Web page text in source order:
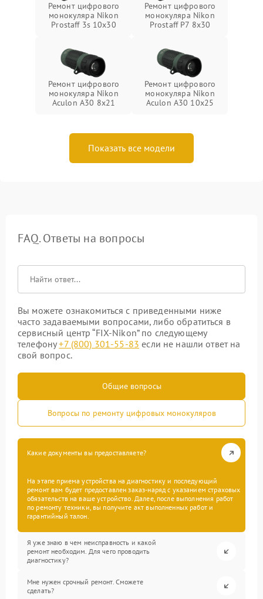
Ремонт цифрового
монокуляра Nikon
Prostaff 3s 10x30
Ремонт цифрового
монокуляра Nikon
Prostaff P7 8x30
Ремонт цифрового
монокуляра Nikon
Aculon A30 8x21
Ремонт цифрового
монокуляра Nikon
Aculon A30 10x25
Показать все модели
FAQ. Ответы на вопросы
Вы можете ознакомиться с приведенными ниже
часто задаваемыми вопросами, либо обратиться в
сервисный центр “FIX-Nikon” по следующему
телефону+7 (800) 301-55-83 если не нашли ответ на
свой вопрос.
Общие вопросы
Вопросы по ремонту цифровых монокуляров
Какие документы вы предоставляете?
На этапе приема устройства на диагностику и последующий
ремонт вам будет предоставлен заказ-наряд с указанием страховых
обязательств на ваше устройство. Далее, после выполнения работ
по ремонту техники, вы получите акт выполненных работ и
гарантийный талон.
Я уже знаю в чем неисправность и какой
ремонт необходим. Для чего проводить
диагностику?
Мне нужен срочный ремонт. Сможете
сделать?